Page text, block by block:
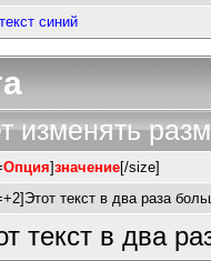
синий
изменять
Опция]значение[/size]
текст в два раза
текст в два